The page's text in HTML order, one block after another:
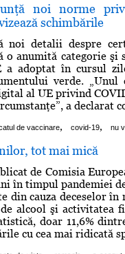
noi norme
schimbările
noi detalii despre
o anumită categorie
a adoptat în cursul
verde.
al UE privind
a declarat
de vaccinare, covid-19, nu
tot mai mică
de Comisia
în timpul pandemiei
din cauza deceselor
alcool şi activitatea
doar 11,6%
cu cea mai ridicată